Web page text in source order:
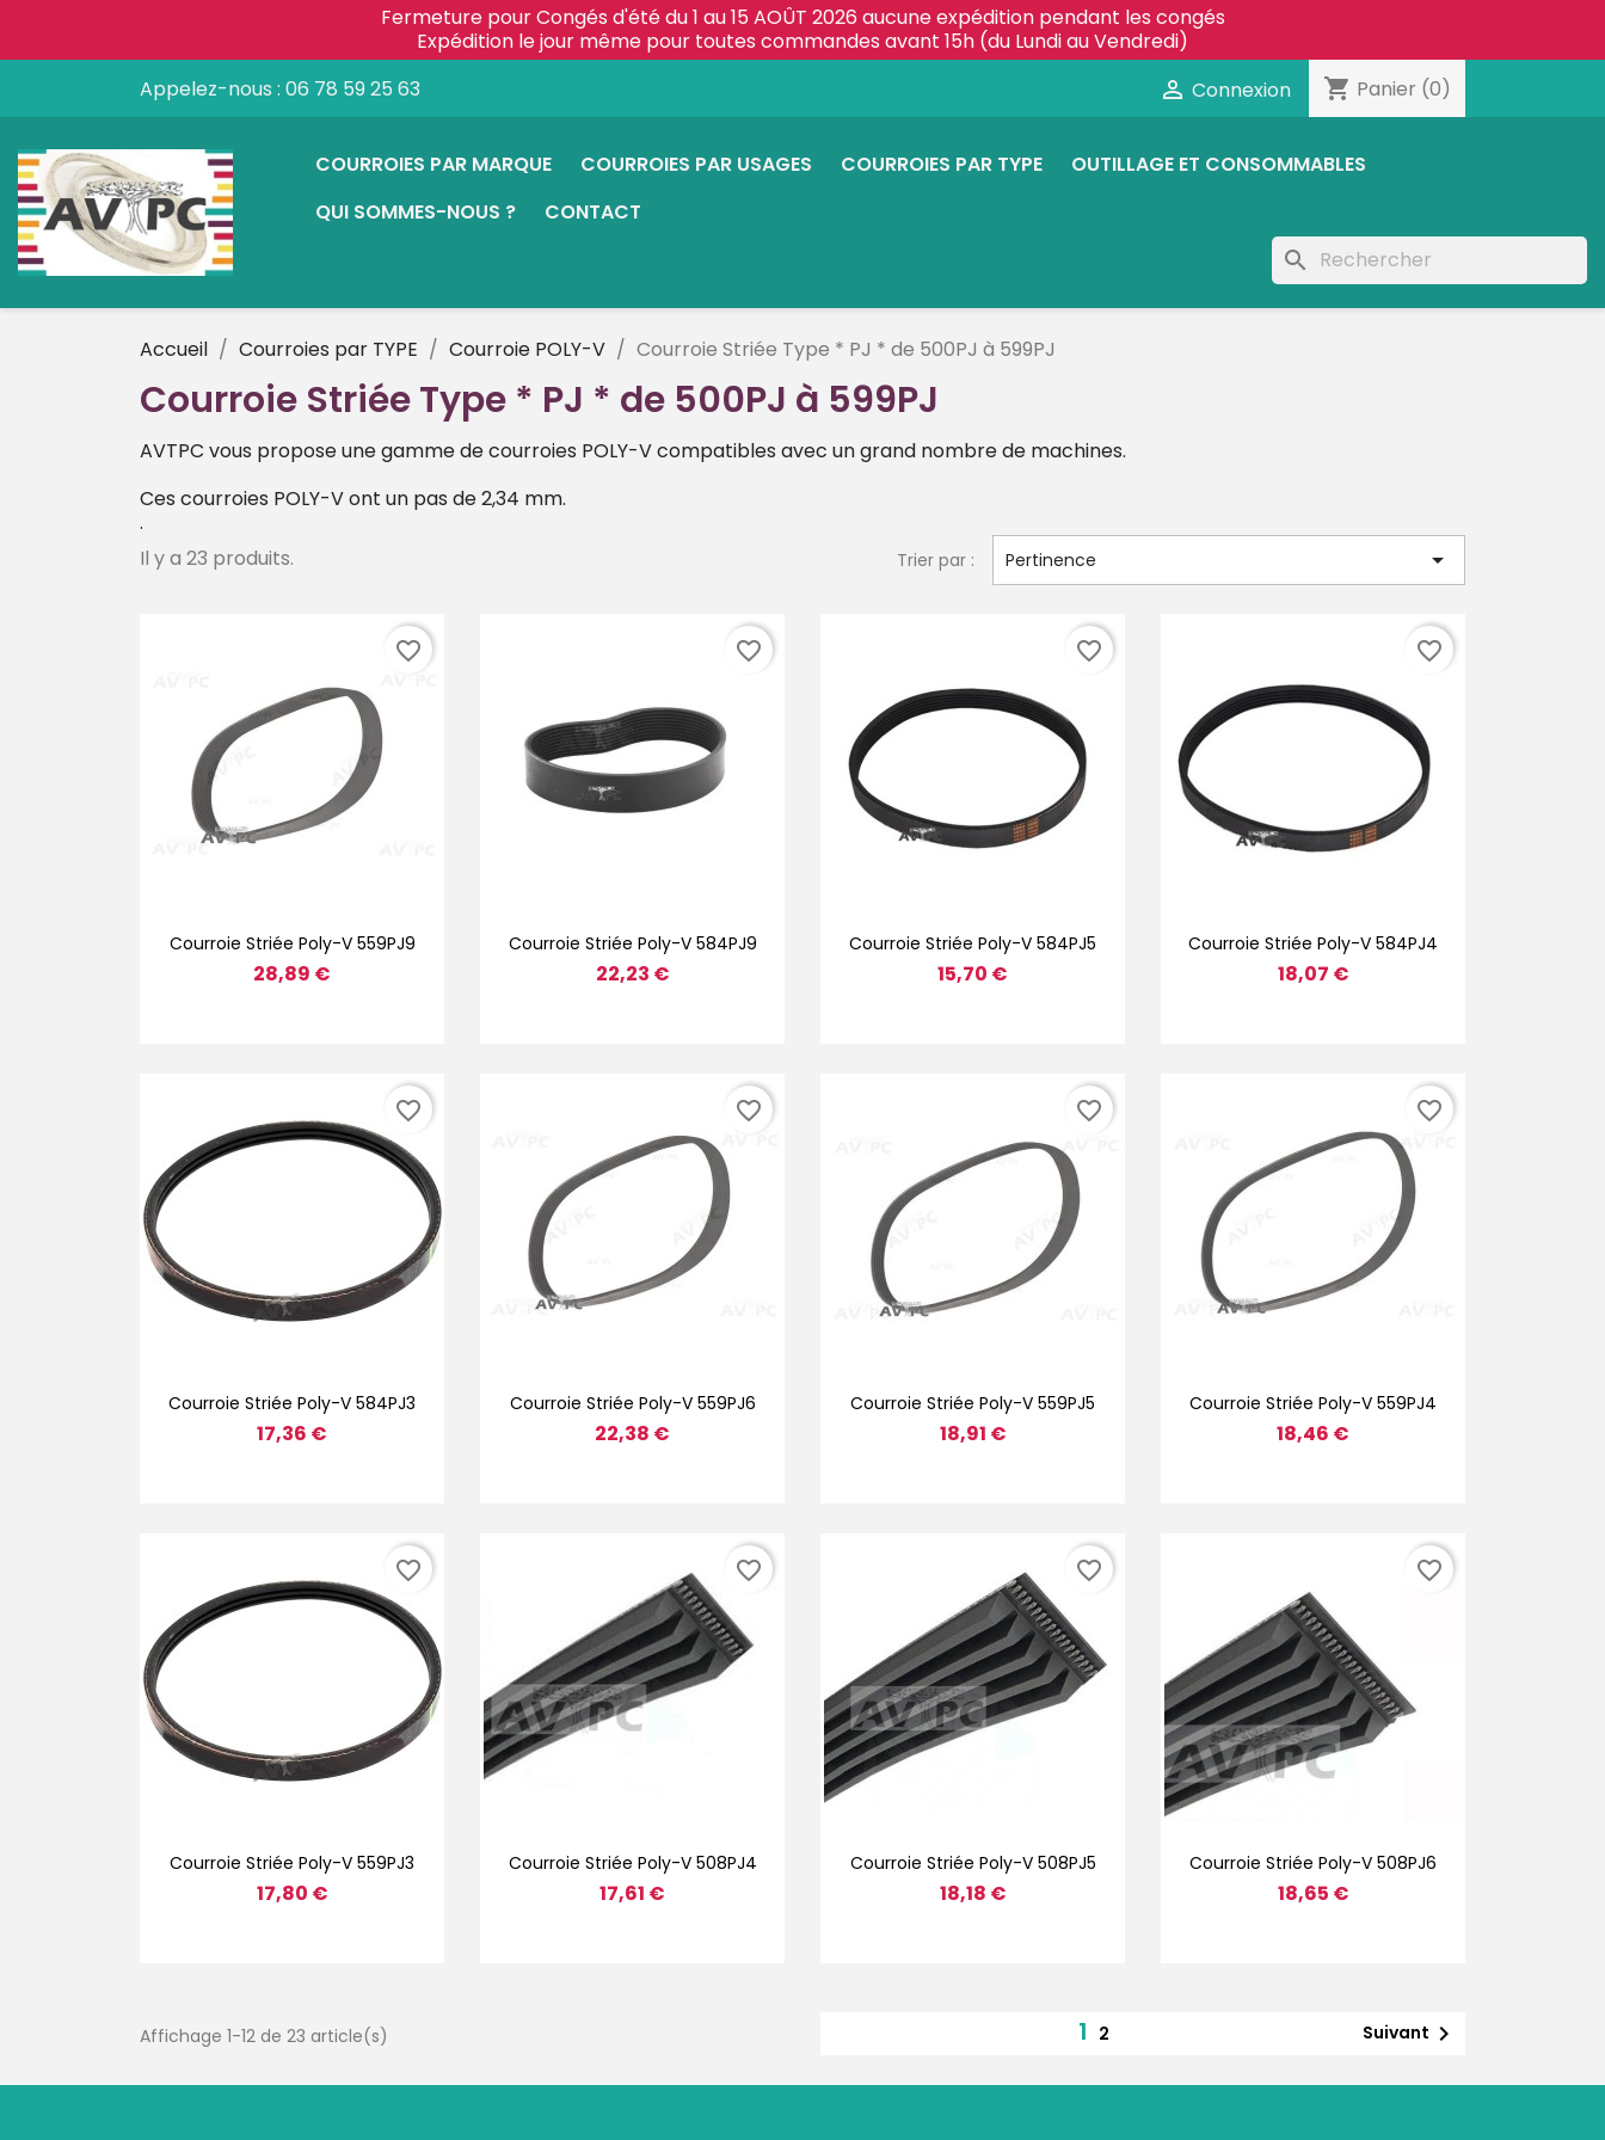
Fermeture pour Congés d'été du 1 au 15 AOÛT 2026 aucune expédition pendant les congés
Expédition le jour même pour toutes commandes avant 15h (du Lundi au Vendredi)
Appelez-nous : 06 78 59 25 63  Connexion shopping_cart Panier (0)
COURROIES PAR MARQUE COURROIES PAR USAGES COURROIES PAR TYPE
OUTILLAGE ET CONSOMMABLES
QUI SOMMES-NOUS ?
CONTACT
search
Accueil Courroies par TYPE Courroie POLY-V Courroie Striée Type * PJ * de 500PJ à 599PJ
Courroie Striée Type * PJ * de 500PJ à 599PJ
AVTPC vous propose une gamme de courroies POLY-V compatibles avec un grand nombre de machines.
Ces courroies POLY-V ont un pas de 2,34 mm.
.
Il y a 23 produits.
Trier par : Pertinence 
Aperçu rapide
Courroie Striée Poly-V 559PJ9
28,89 €
favorite_border
Aperçu rapide
Courroie Striée Poly-V 584PJ9
22,23 €
favorite_border
Aperçu rapide
Courroie Striée Poly-V 584PJ5
15,70 €
favorite_border
Aperçu rapide
Courroie Striée Poly-V 584PJ4
18,07 €
favorite_border
Aperçu rapide
Courroie Striée Poly-V 584PJ3
17,36 €
favorite_border
Aperçu rapide
Courroie Striée Poly-V 559PJ6
22,38 €
favorite_border
Aperçu rapide
Courroie Striée Poly-V 559PJ5
18,91 €
favorite_border
Aperçu rapide
Courroie Striée Poly-V 559PJ4
18,46 €
favorite_border
Aperçu rapide
Courroie Striée Poly-V 559PJ3
17,80 €
favorite_border
Aperçu rapide
Courroie Striée Poly-V 508PJ4
17,61 €
favorite_border
Aperçu rapide
Courroie Striée Poly-V 508PJ5
18,18 €
favorite_border
Aperçu rapide
Courroie Striée Poly-V 508PJ6
18,65 €
favorite_border
Affichage 1-12 de 23 article(s) 1 2 Suivant 